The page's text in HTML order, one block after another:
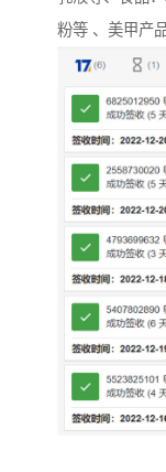
粉等 、美甲产